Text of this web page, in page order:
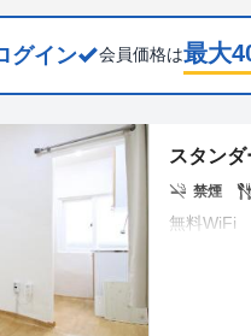
グイン 会員価格は最大
スタン
禁煙